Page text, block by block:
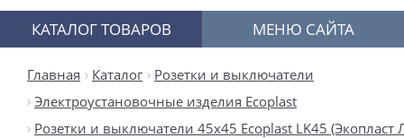
КАТАЛОГ ТОВАРОВ МЕНЮ САЙТА
Главная Каталог
Розетки и выключатели
Электроустановочные изделия Ecoplast
Розетки и выключатели 45х45 Ecoplast LK45 (Экопласт